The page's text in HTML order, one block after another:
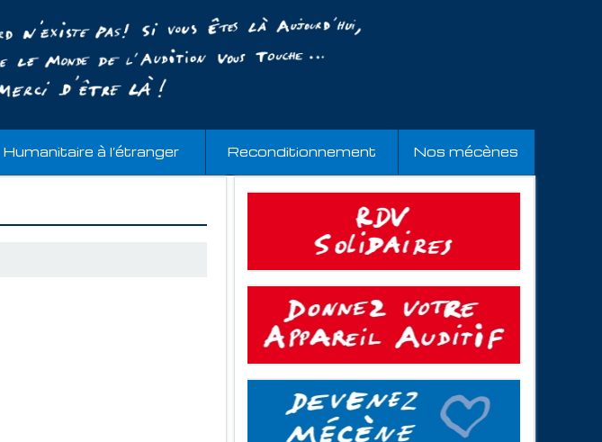
Humanitaire à l’étranger Reconditionnement Nos mécènes